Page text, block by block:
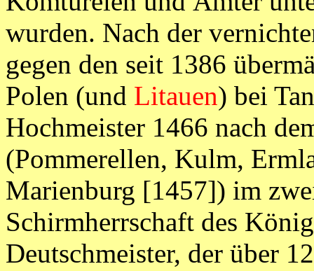
wurden. Nach der
gegen den seit 1386
Polen (und Litauen) bei
Hochmeister 1466 nach
(Pommerellen, Kulm,
Marienburg [1457]) im
Schirmherrschaft des
Deutschmeister, der über